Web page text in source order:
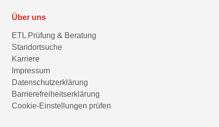
Über uns
ETL Prüfung & Beratung
Standortsuche
Karriere
Impressum
Datenschutzerklärung
Barrierefreiheitserklärung
Cookie-Einstellungen prüfen